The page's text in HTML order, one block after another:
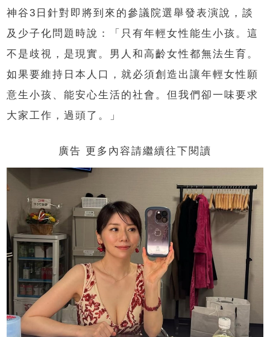
神谷3日針對即將到來的參議院選舉發表演說，談
及少子化問題時說：「只有年輕女性能生小孩。這
不是歧視，是現實。男人和高齡女性都無法生育。
如果要維持日本人口，就必須創造出讓年輕女性願
意生小孩、能安心生活的社會。但我們卻一味要求
大家工作，過頭了。」
廣告 更多內容請繼續往下閱讀